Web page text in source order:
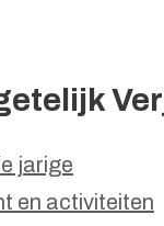
jarige
en activiteiten